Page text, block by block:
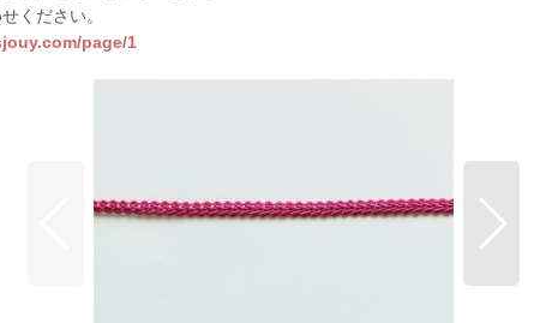
ください。
page/1